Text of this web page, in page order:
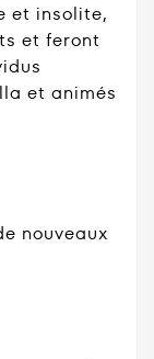
et insolite,
et feront
et animés
nouveaux